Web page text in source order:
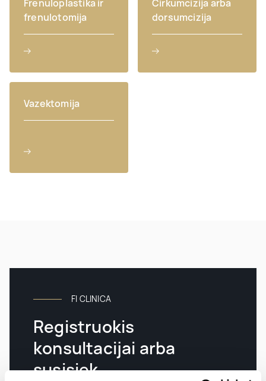
Frenuloplastika ir
frenulotomija
Cirkumcizija arba
dorsumcizija
Vazektomija
FI CLINICA
Registruokis
konsultacijai arba
susisiek